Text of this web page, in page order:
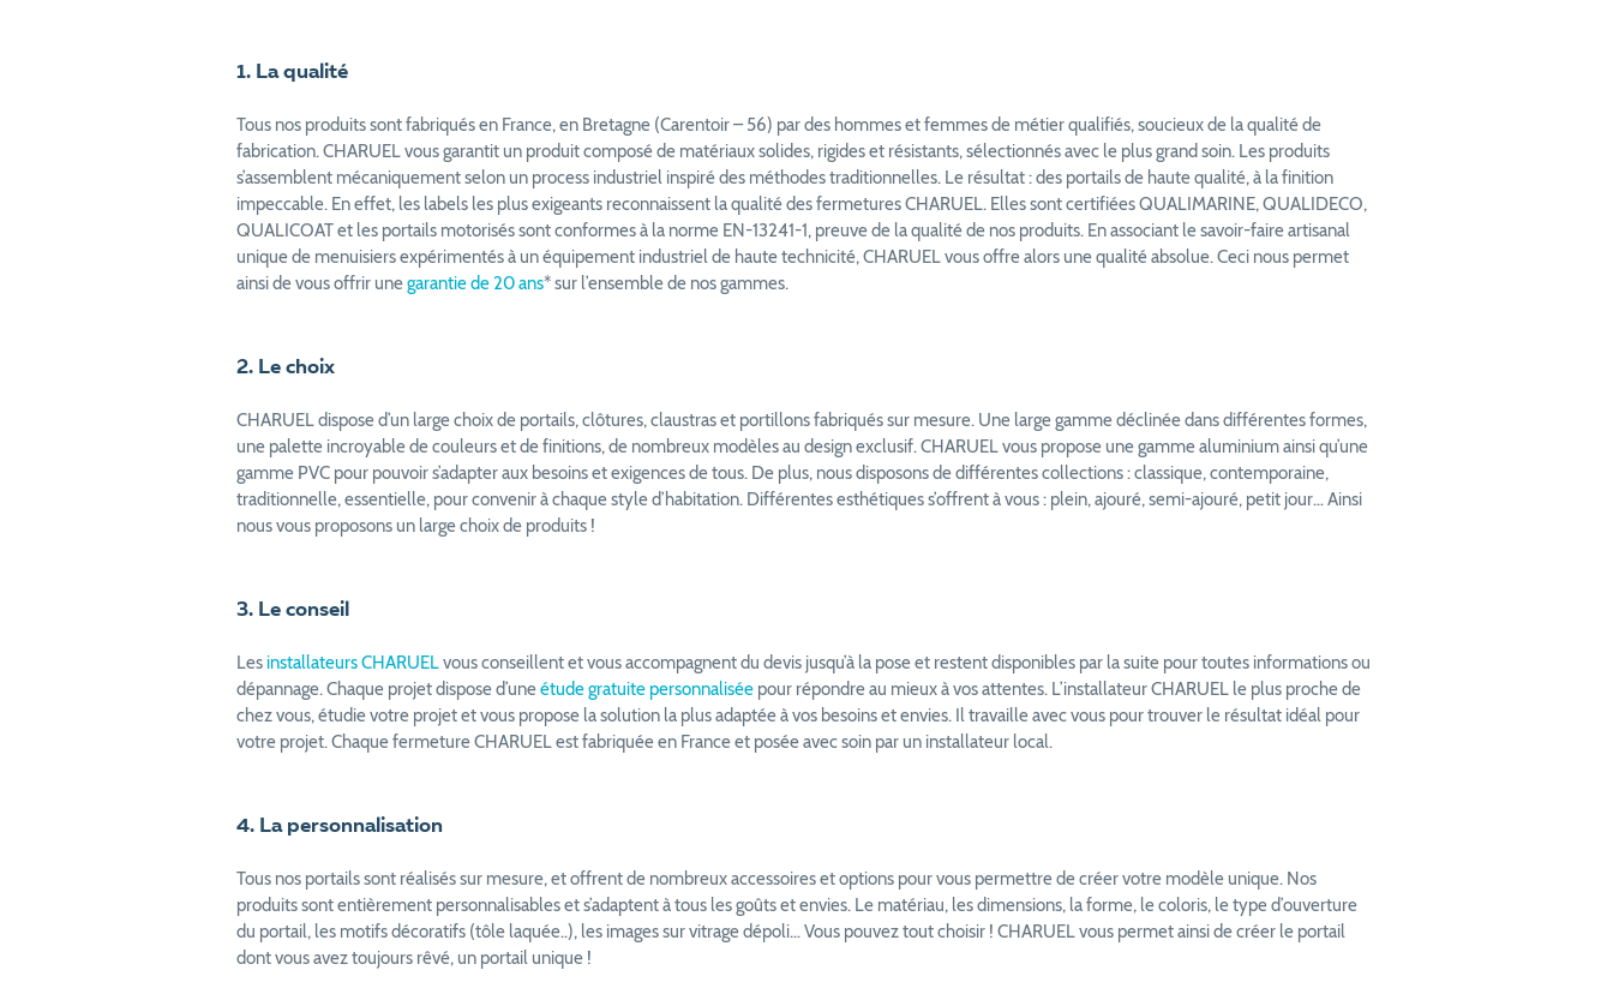
1. La qualité
Tous nos produits sont fabriqués en France, en Bretagne (Carentoir – 56) par des hommes et femmes de métier qualifiés, soucieux de la qualité de
fabrication. CHARUEL vous garantit un produit composé de matériaux solides, rigides et résistants, sélectionnés avec le plus grand soin. Les produits
s’assemblent mécaniquement selon un process industriel inspiré des méthodes traditionnelles. Le résultat : des portails de haute qualité, à la finition
impeccable. En effet, les labels les plus exigeants reconnaissent la qualité des fermetures CHARUEL. Elles sont certifiées QUALIMARINE, QUALIDECO,
QUALICOAT et les portails motorisés sont conformes à la norme EN-13241-1, preuve de la qualité de nos produits. En associant le savoir-faire artisanal
unique de menuisiers expérimentés à un équipement industriel de haute technicité, CHARUEL vous offre alors une qualité absolue. Ceci nous permet
ainsi de vous offrir unegarantie de 20 ans* sur l’ensemble de nos gammes.
2. Le choix
CHARUEL dispose d’un large choix de portails, clôtures, claustras et portillons fabriqués sur mesure. Une large gamme déclinée dans différentes formes,
une palette incroyable de couleurs et de finitions, de nombreux modèles au design exclusif. CHARUEL vous propose une gamme aluminium ainsi qu’une
gamme PVC pour pouvoir s’adapter aux besoins et exigences de tous. De plus, nous disposons de différentes collections : classique, contemporaine,
traditionnelle, essentielle, pour convenir à chaque style d’habitation. Différentes esthétiques s’offrent à vous : plein, ajouré, semi-ajouré, petit jour… Ainsi
nous vous proposons un large choix de produits !
3. Le conseil
Les installateurs CHARUELvous conseillent et vous accompagnent du devis jusqu’à la pose et restent disponibles par la suite pour toutes informations ou
dépannage. Chaque projet dispose d’uneétude gratuite personnalisée pour répondre au mieux à vos attentes. L’installateur CHARUEL le plus proche de
chez vous, étudie votre projet et vous propose la solution la plus adaptée à vos besoins et envies. Il travaille avec vous pour trouver le résultat idéal pour
votre projet. Chaque fermeture CHARUEL est fabriquée en France et posée avec soin par un installateur local.
4. La personnalisation
Tous nos portails sont réalisés sur mesure, et offrent de nombreux accessoires et options pour vous permettre de créer votre modèle unique. Nos
produits sont entièrement personnalisables et s’adaptent à tous les goûts et envies. Le matériau, les dimensions, la forme, le coloris, le type d’ouverture
du portail, les motifs décoratifs (tôle laquée..), les images sur vitrage dépoli… Vous pouvez tout choisir ! CHARUEL vous permet ainsi de créer le portail
dont vous avez toujours rêvé, un portail unique !